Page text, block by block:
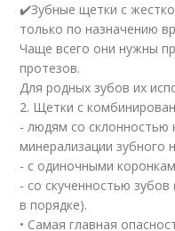
✔️Зубные щетки с
только по назначению
Чаще всего они нужны
протезов.
Для родных зубов их
2. Щетки с
- людям со склонностью
минерализации зубного
- с одиночными
- со скученностью
в порядке).
• Самая главная